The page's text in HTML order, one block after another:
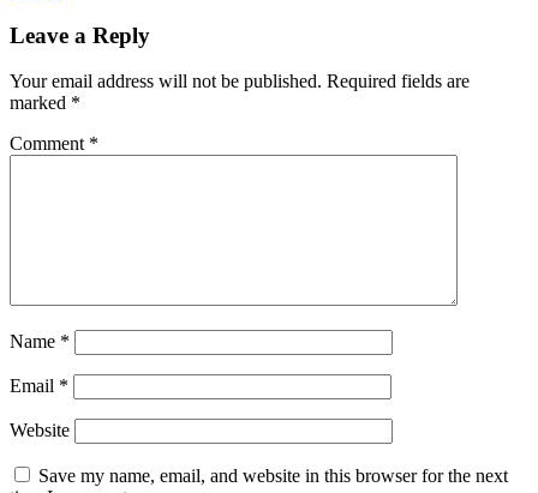
Leave a Reply
Your email address will not be published. Required fields are
marked *
Comment *
Name *
Email *
Website
Save my name, email, and website in this browser for the next